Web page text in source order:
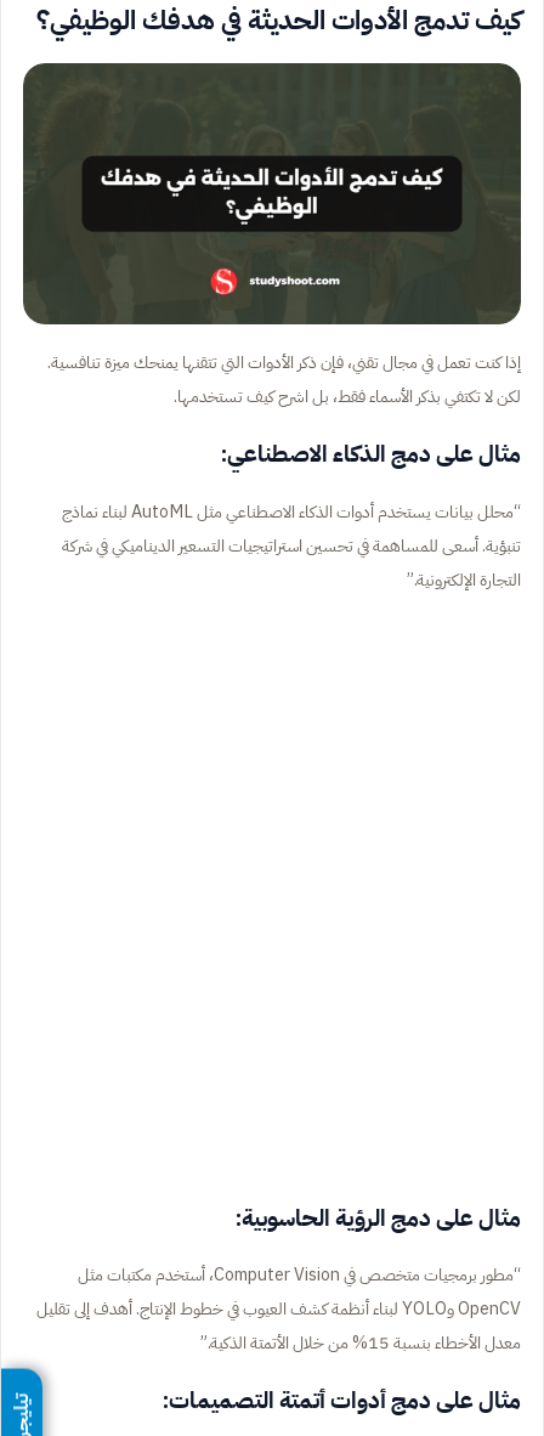
كيف تدمج الأدوات الحديثة في هدفك الوظيفي؟
إذا كنت تعمل في مجال تقني، فإن ذكر الأدوات التي تتقنها يمنحك ميزة تنافسية.
لكن لا تكتفي بذكر الأسماء فقط، بل اشرح كيف تستخدمها.
مثال على دمج الذكاء الاصطناعي:
“محلل بيانات يستخدم أدوات الذكاء الاصطناعي مثل AutoML لبناء نماذج
تنبؤية. أسعى للمساهمة في تحسين استراتيجيات التسعير الديناميكي في شركة
التجارة الإلكترونية.”
مثال على دمج الرؤية الحاسوبية:
“مطور برمجيات متخصص في Computer Vision، أستخدم مكتبات مثل
OpenCV وYOLO لبناء أنظمة كشف العيوب في خطوط الإنتاج. أهدف إلى تقليل
معدل الأخطاء بنسبة 15% من خلال الأتمتة الذكية.”
مثال على دمج أدوات أتمتة التصميمات: